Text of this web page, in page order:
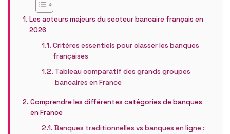
Les acteurs majeurs du secteur bancaire français en
2026
Critères essentiels pour classer les banques
françaises
Tableau comparatif des grands groupes
bancaires en France
Comprendre les différentes catégories de banques
en France
Banques traditionnelles vs banques en ligne :